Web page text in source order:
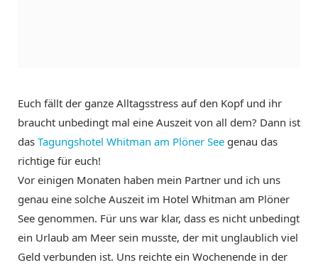
Euch fällt der ganze Alltagsstress auf den Kopf und ihr
braucht unbedingt mal eine Auszeit von all dem? Dann ist
das Tagungshotel Whitman am Plöner See genau das
richtige für euch!
Vor einigen Monaten haben mein Partner und ich uns
genau eine solche Auszeit im Hotel Whitman am Plöner
See genommen. Für uns war klar, dass es nicht unbedingt
ein Urlaub am Meer sein musste, der mit unglaublich viel
Geld verbunden ist. Uns reichte ein Wochenende in der